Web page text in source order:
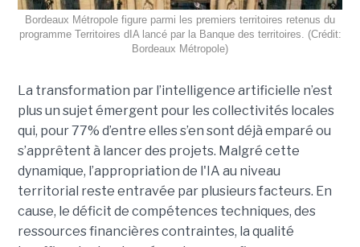
Bordeaux Métropole figure parmi les premiers territoires retenus du
programme Territoires dIA lancé par la Banque des territoires. (Crédit:
Bordeaux Métropole)
La transformation par l’intelligence artificielle n’est
plus un sujet émergent pour les collectivités locales
qui, pour 77% d’entre elles s’en sont déjà emparé ou
s’apprêtent à lancer des projets. Malgré cette
dynamique, l’appropriation de l'IA au niveau
territorial reste entravée par plusieurs facteurs. En
cause, le déficit de compétences techniques, des
ressources financières contraintes, la qualité